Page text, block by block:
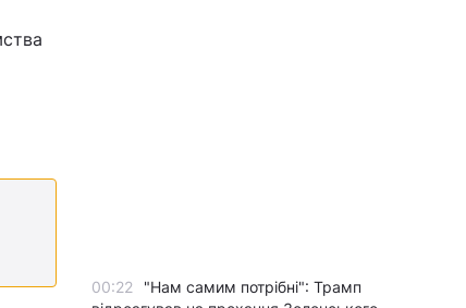
00:22
"Нам самим потрібні": Трамп